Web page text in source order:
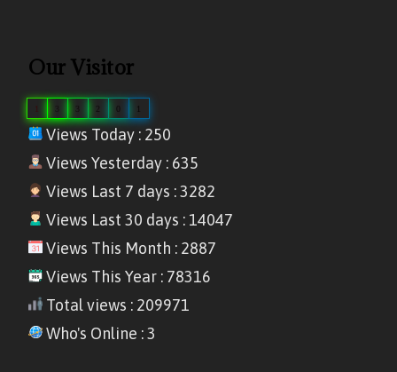
Our Visitor
1
Views Today : 250
Views Yesterday : 635
Views Last 7 days : 3282
Views Last 30 days : 14047
Views This Month : 2887
Views This Year : 78316
Total views : 209971
Who's Online : 3